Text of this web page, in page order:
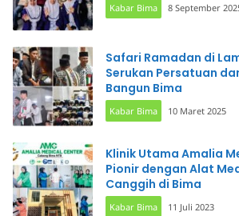
Kabar Bima 8 September
Safari Ramadan di
Serukan Persatuan
Bangun Bima
Kabar Bima 10 Maret 2025
Klinik Utama Amalia
Pionir dengan Alat
Canggih di Bima
Kabar Bima 11 Juli 2023